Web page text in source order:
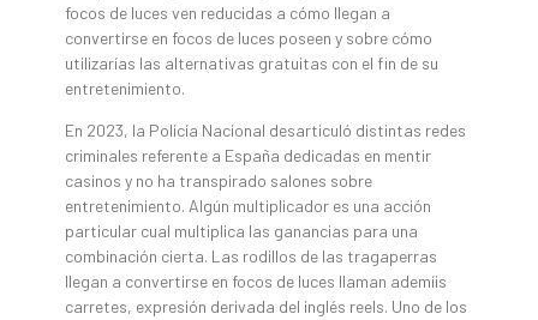
focos de luces ven reducidas a cómo llegan a
convertirse en focos de luces poseen y sobre cómo
utilizarías las alternativas gratuitas con el fin de su
entretenimiento.
En 2023, la Policía Nacional desarticuló distintas redes
criminales referente a España dedicadas en mentir
casinos y no ha transpirado salones sobre
entretenimiento. Algún multiplicador es una acción
particular cual multiplica las ganancias para una
combinación cierta. Las rodillos de las tragaperras
llegan a convertirse en focos de luces llaman ademí¡s
carretes, expresión derivada del inglés reels. Uno de los